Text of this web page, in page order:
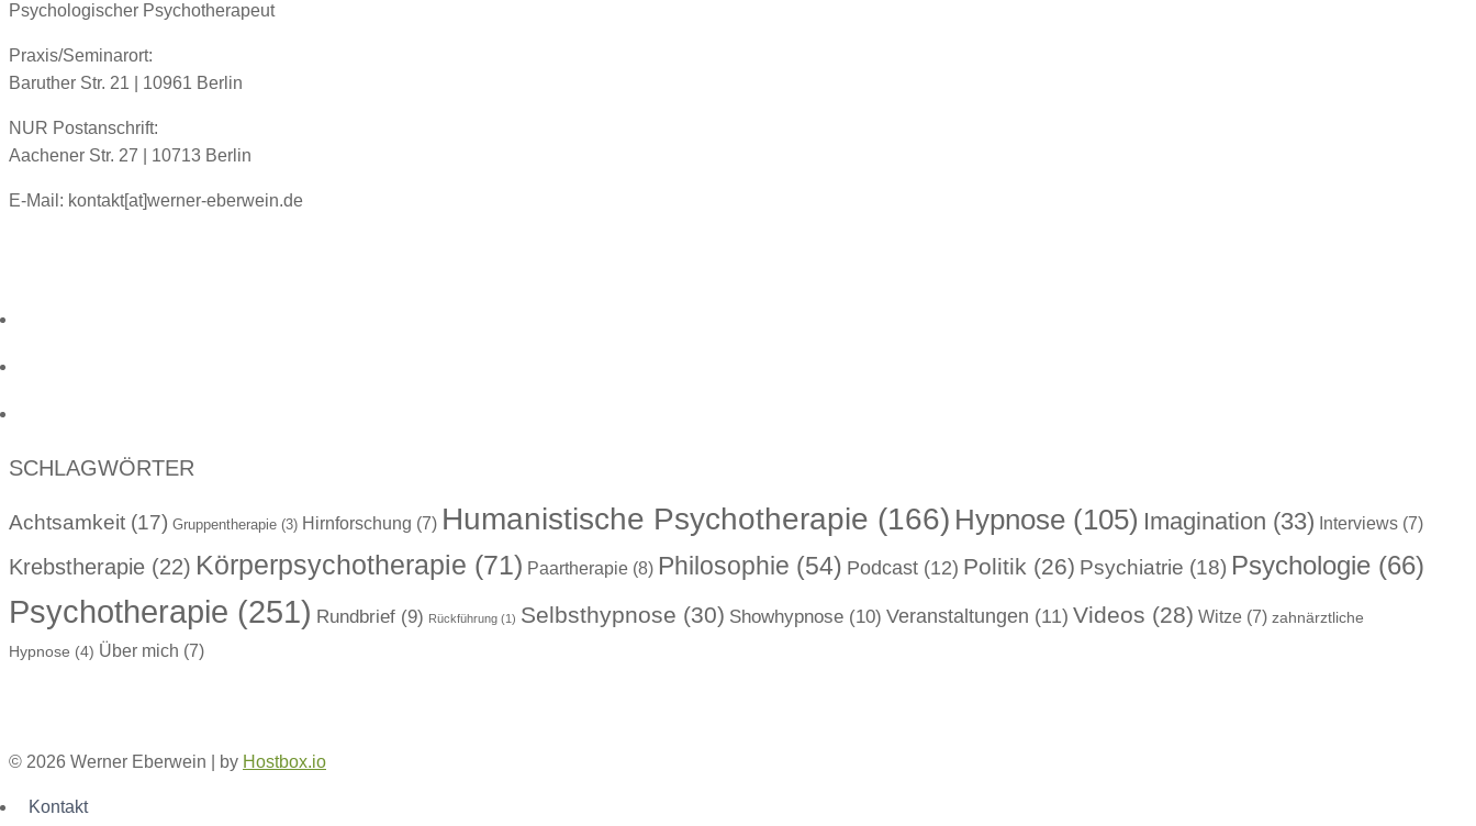
Psychologischer Psychotherapeut
Praxis/Seminarort:
Baruther Str. 21 | 10961 Berlin
NUR Postanschrift:
Aachener Str. 27 | 10713 Berlin
E-Mail: kontakt[at]werner-eberwein.de
SCHLAGWÖRTER
Achtsamkeit (17) Gruppentherapie (3) Hirnforschung (7) Humanistische Psychotherapie (166) Hypnose (105) Imagination (33) Interviews (7)
Krebstherapie (22) Körperpsychotherapie (71) Paartherapie (8) Philosophie (54) Podcast (12) Politik (26) Psychiatrie (18) Psychologie (66)
Psychotherapie (251) Rundbrief (9) Rückführung (1) Selbsthypnose (30) Showhypnose (10) Veranstaltungen (11) Videos (28) Witze (7) zahnärztliche
Hypnose (4) Über mich (7)
© 2026 Werner Eberwein | by Hostbox.io
Kontakt